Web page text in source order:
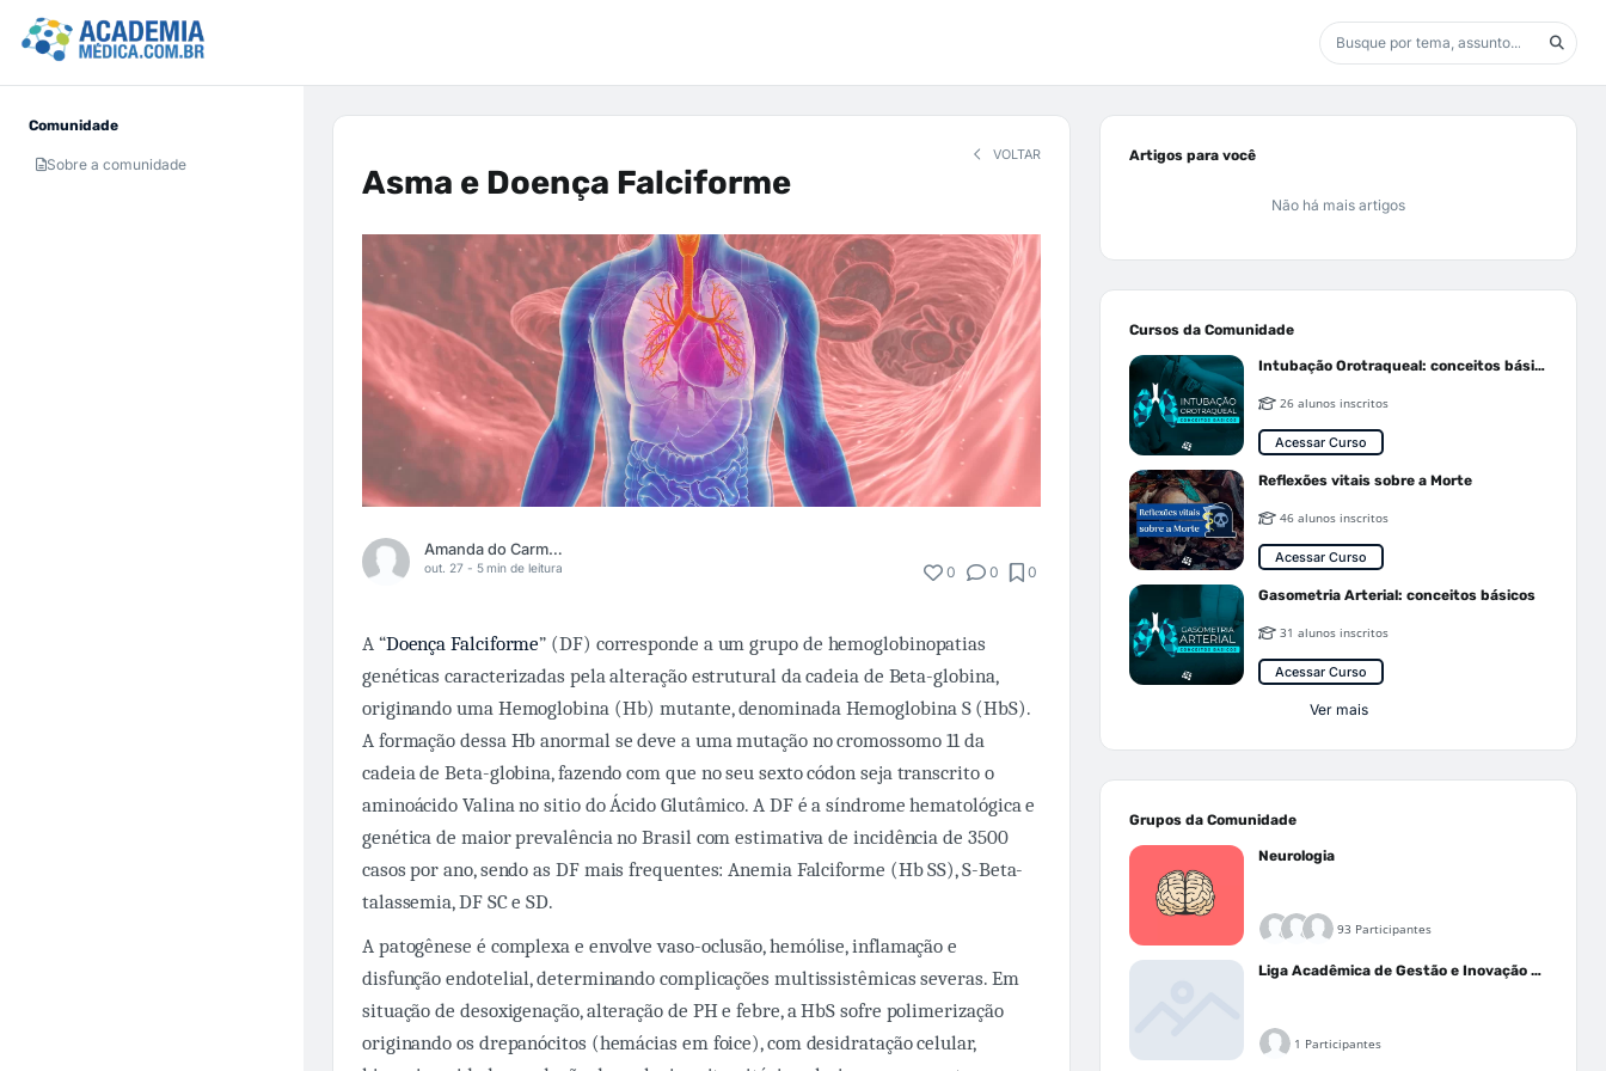
Comunidade
Sobre a comunidade
VOLTAR
Asma e Doença Falciforme
Amanda do Carmo Gusmão
out. 27 - 5 min de leitura 0 0 0
A “Doença Falciforme” (DF) corresponde a um grupo de hemoglobinopatias
genéticas caracterizadas pela alteração estrutural da cadeia de Beta-globina,
originando uma Hemoglobina (Hb) mutante, denominada Hemoglobina S (HbS).
A formação dessa Hb anormal se deve a uma mutação no cromossomo 11 da
cadeia de Beta-globina, fazendo com que no seu sexto códon seja transcrito o
aminoácido Valina no sitio do Ácido Glutâmico. A DF é a síndrome hematológica e
genética de maior prevalência no Brasil com estimativa de incidência de 3500
casos por ano, sendo as DF mais frequentes: Anemia Falciforme (Hb SS), S-Beta-
talassemia, DF SC e SD.
A patogênese é complexa e envolve vaso-oclusão, hemólise, inflamação e
disfunção endotelial, determinando complicações multissistêmicas severas. Em
situação de desoxigenação, alteração de PH e febre, a HbS sofre polimerização
originando os drepanócitos (hemácias em foice), com desidratação celular,
Artigos para você
Não há mais artigos
Cursos da Comunidade
Intubação Orotraqueal: conceitos básicos
26 alunos inscritos
Acessar Curso
Reflexões vitais sobre a Morte
46 alunos inscritos
Acessar Curso
Gasometria Arterial: conceitos básicos
31 alunos inscritos
Acessar Curso
Ver mais
Grupos da Comunidade
Neurologia
93 Participantes
Liga Acadêmica de Gestão e Inovação Médica - LAGIM
1 Participantes